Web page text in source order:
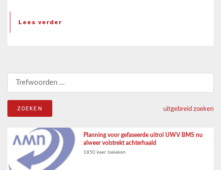
Lees verder
Zoeken naar:
uitgebreid zoeken
Planning voor gefaseerde uitrol UWV BMS nu
alweer volstrekt achterhaald
1850 keer bekeken